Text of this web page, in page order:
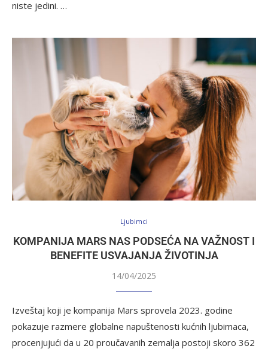
niste jedini. …
Ljubimci
KOMPANIJA MARS NAS PODSEĆA NA VAŽNOST I
BENEFITE USVAJANJA ŽIVOTINJA
14/04/2025
Izveštaj koji je kompanija Mars sprovela 2023. godine
pokazuje razmere globalne napuštenosti kućnih ljubimaca,
procenjujući da u 20 proučavanih zemalja postoji skoro 362